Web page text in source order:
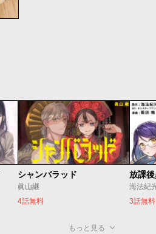
シャンバラッド
眞山継
4話無料
3話無料
もっと見る